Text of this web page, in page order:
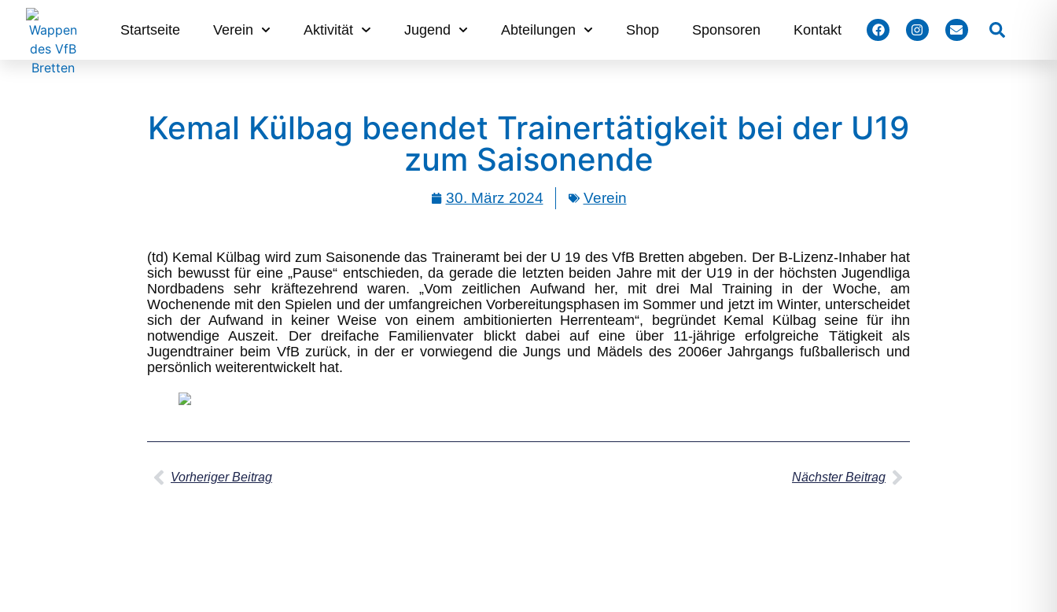
Startseite Verein Aktivität Jugend Abteilungen Shop Sponsoren Kontakt Suchen
Kemal Külbag beendet Trainertätigkeit bei der U19
zum Saisonende
30. März 2024 Verein
(td) Kemal Külbag wird zum Saisonende das Traineramt bei der U 19 des VfB Bretten abgeben. Der B-Lizenz-Inhaber hat
sich bewusst für eine „Pause“ entschieden, da gerade die letzten beiden Jahre mit der U19 in der höchsten Jugendliga
Nordbadens sehr kräftezehrend waren. „Vom zeitlichen Aufwand her, mit drei Mal Training in der Woche, am
Wochenende mit den Spielen und der umfangreichen Vorbereitungsphasen im Sommer und jetzt im Winter, unterscheidet
sich der Aufwand in keiner Weise von einem ambitionierten Herrenteam“, begründet Kemal Külbag seine für ihn
notwendige Auszeit. Der dreifache Familienvater blickt dabei auf eine über 11-jährige erfolgreiche Tätigkeit als
Jugendtrainer beim VfB zurück, in der er vorwiegend die Jungs und Mädels des 2006er Jahrgangs fußballerisch und
persönlich weiterentwickelt hat.
Vorheriger Beitrag Nächster Beitrag